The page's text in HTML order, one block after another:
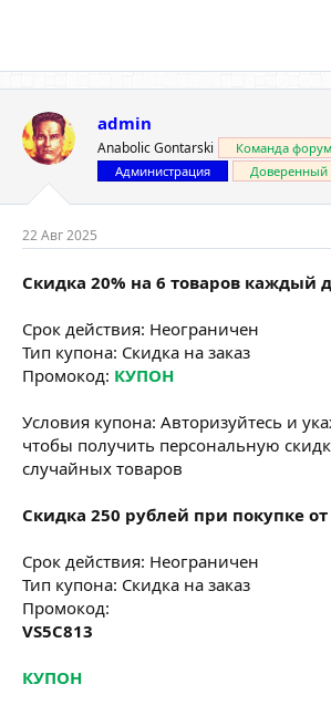
admin
Anabolic Gontarski
Команда
Администрация
Доверенный
22 Авг 2025
Скидка 20% на 6 товаров каждый
Срок действия: Неограничен
Тип купона: Скидка на заказ
Промокод: КУПОН
Условия купона: Авторизуйтесь и
чтобы получить персональную
случайных товаров
Скидка 250 рублей при покупке
Срок действия: Неограничен
Тип купона: Скидка на заказ
Промокод:
VS5C813
КУПОН